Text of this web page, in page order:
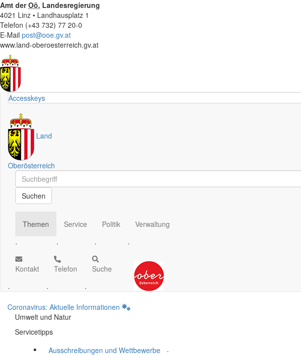
Amt derOö. Landesregierung
4021 Linz • Landhausplatz 1
Telefon (+43 732) 77 20-0
E-Mail post@ooe.gv.at
www.land-oberoesterreich.gv.at
Accesskeys
Land
Oberösterreich
Schnellsuche
Schnellsuche
Suchen
Themen
.
Service
.
Politik
.
Verwaltung
.
Kontakt
.
Telefon
.
Suche
.
Coronavirus: Aktuelle Informationen
Umwelt und Natur
Servicetipps
Ausschreibungen und Wettbewerbe
.